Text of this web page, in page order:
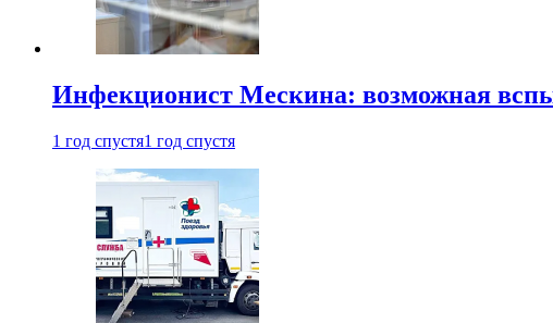
Инфекционист Мескина: возможная
1 год спустя1 год спустя